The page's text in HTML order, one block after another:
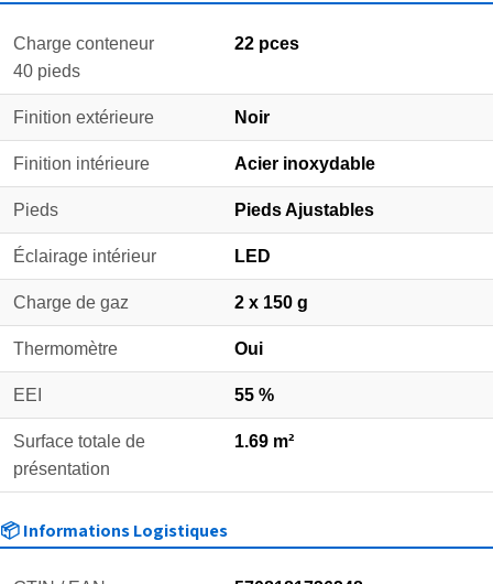
Charge conteneur
40 pieds
22 pces
Finition extérieure Noir
Finition intérieure Acier inoxydable
Pieds Pieds Ajustables
Éclairage intérieur LED
Charge de gaz 2 x 150 g
Thermomètre Oui
EEI 55 %
Surface totale de
présentation
1.69 m²
📦 Informations Logistiques